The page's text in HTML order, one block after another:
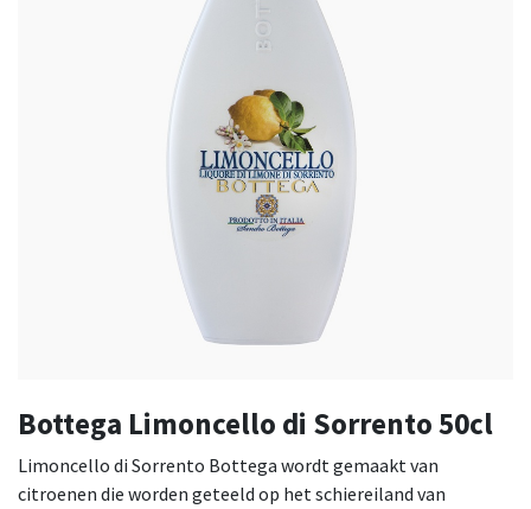
Bottega Limoncello di Sorrento 50cl
Limoncello di Sorrento Bottega wordt gemaakt van
citroenen die worden geteeld op het schiereiland van